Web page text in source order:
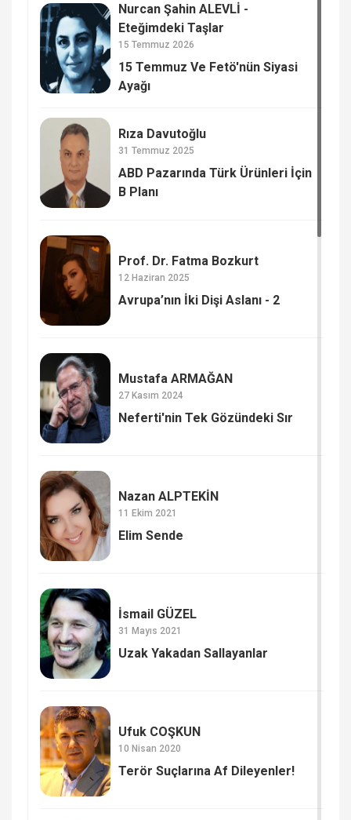
Nurcan Şahin ALEVLİ -
Eteğimdeki Taşlar
15 Temmuz 2026
15 Temmuz Ve Fetö'nün Siyasi
Ayağı
Rıza Davutoğlu
31 Temmuz 2025
ABD Pazarında Türk Ürünleri İçin
B Planı
Prof. Dr. Fatma Bozkurt
12 Haziran 2025
Avrupa’nın İki Dişi Aslanı - 2
Mustafa ARMAĞAN
27 Kasım 2024
Neferti'nin Tek Gözündeki Sır
Nazan ALPTEKİN
11 Ekim 2021
Elim Sende
İsmail GÜZEL
31 Mayıs 2021
Uzak Yakadan Sallayanlar
Ufuk COŞKUN
10 Nisan 2020
Terör Suçlarına Af Dileyenler!